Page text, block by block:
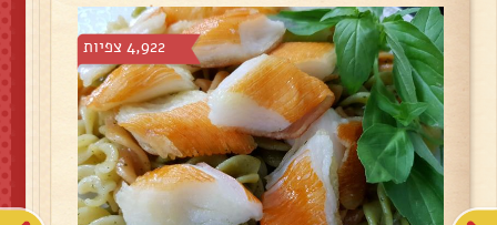
4,922 צפיות